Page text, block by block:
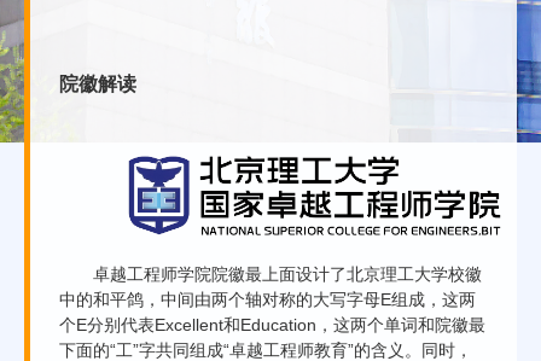
院徽解读
卓越工程师学院院徽最上面设计了北京理工大学校徽
中的和平鸽，中间由两个轴对称的大写字母E组成，这两
个E分别代表Excellent和Education，这两个单词和院徽最
下面的“工”字共同组成“卓越工程师教育”的含义。同时，